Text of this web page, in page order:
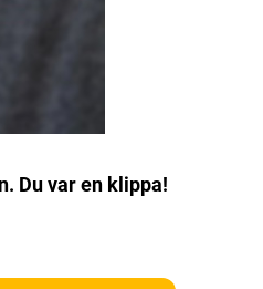
Du var en klippa!